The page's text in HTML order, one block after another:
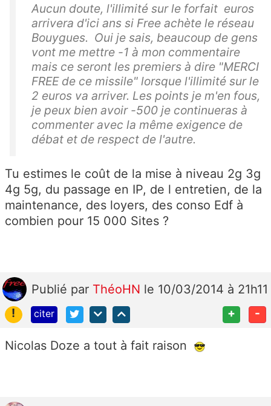
Aucun doute, l'illimité sur le forfait euros
arrivera d'ici ans si Free achète le réseau
Bouygues. Oui je sais, beaucoup de gens
vont me mettre -1 à mon commentaire
mais ce seront les premiers à dire "MERCI
FREE de ce missile" lorsque l'illimité sur le
2 euros va arriver. Les points je m'en fous,
je peux bien avoir -500 je continueras à
commenter avec la même exigence de
débat et de respect de l'autre.
Tu estimes le coût de la mise à niveau 2g 3g
4g 5g, du passage en IP, de l entretien, de la
maintenance, des loyers, des conso Edf à
combien pour 15 000 Sites ?
Publié par ThéoHN le 10/03/2014 à 21h11
!
citer + -
Nicolas Doze a tout à fait raison